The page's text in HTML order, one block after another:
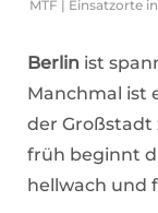
MTF | Einsatzorte
Berlin ist
Manchmal ist
der Großstadt
früh beginnt
hellwach und